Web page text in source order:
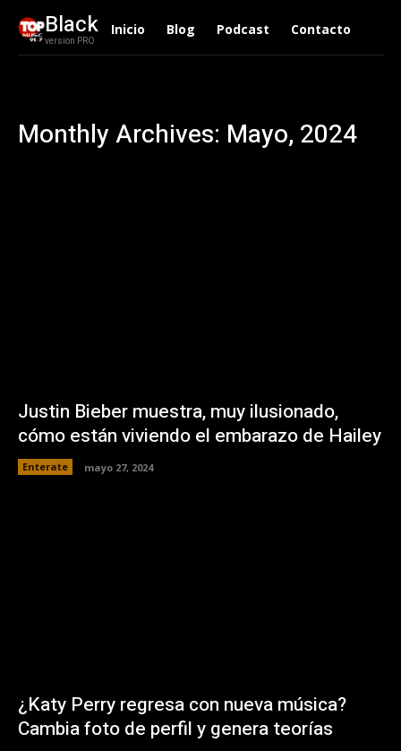
Black
version PRO
Inicio Blog Podcast Contacto
Monthly Archives: Mayo, 2024
Justin Bieber muestra, muy ilusionado,
cómo están viviendo el embarazo de Hailey
Enterate mayo 27, 2024
¿Katy Perry regresa con nueva música?
Cambia foto de perfil y genera teorías